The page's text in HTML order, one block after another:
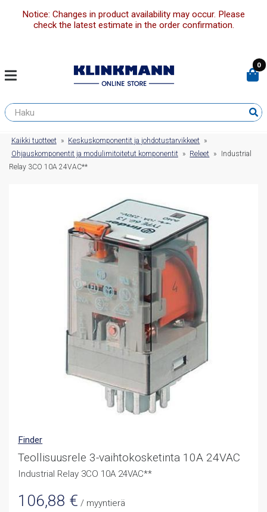
Notice: Changes in product availability may occur. Please
check the latest estimate in the order confirmation.
0
Kaikki tuotteet » Keskuskomponentit ja johdotustarvikkeet »
Ohjauskomponentit ja modulimitoitetut komponentit » Releet »
Industrial
Relay 3CO 10A 24VAC**
Finder
Teollisuusrele 3-vaihtokosketinta 10A 24VAC
Industrial Relay 3CO 10A 24VAC**
106,88 € / myyntierä